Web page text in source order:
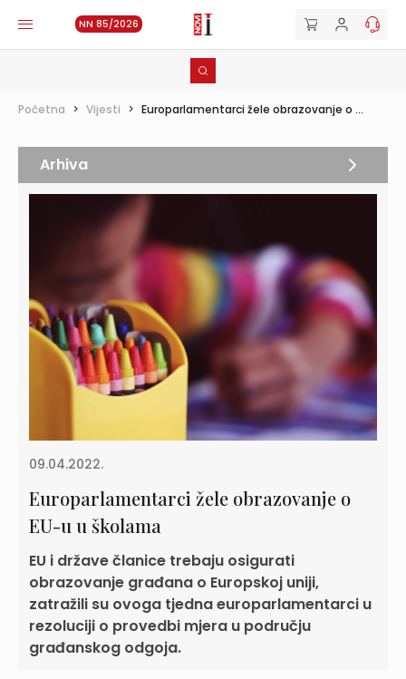
NN 85/2026
Početna > Vijesti > Europarlamentarci žele obrazovanje o ...
09.04.2022.
Europarlamentarci žele obrazovanje o
EU-u u školama
EU i države članice trebaju osigurati
obrazovanje građana o Europskoj uniji,
zatražili su ovoga tjedna europarlamentarci u
rezoluciji o provedbi mjera u području
građanskog odgoja.
Arhiva